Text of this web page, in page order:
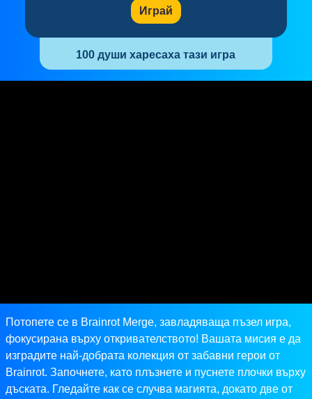
Играй
100 души харесаха тази игра
Потопете се в Brainrot Merge, завладяваща пъзел игра,
фокусирана върху откривателството! Вашата мисия е да
изградите най-добрата колекция от забавни герои от
Brainrot. Започнете, като плъзнете и пуснете плочки върху
дъската. Гледайте как се случва магията, докато две от